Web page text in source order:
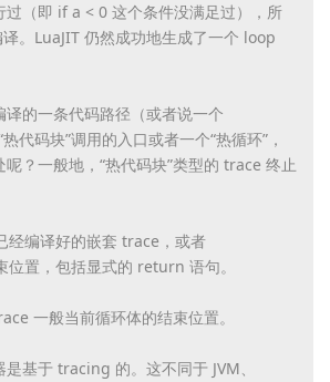
过（即 if a < 0 这个条件没满足过），所
。LuaJIT 仍然成功地生成了一个 loop
的一条代码路径（或者说一个
代码块”调用的入口或者一个“热循环”，
？一般地，“热代码块”类型的 trace 终止
经编译好的嵌套 trace，或者
位置，包括显式的 return 语句。
一般当前循环体的结束位置。
是基于 tracing 的。这不同于 JVM、